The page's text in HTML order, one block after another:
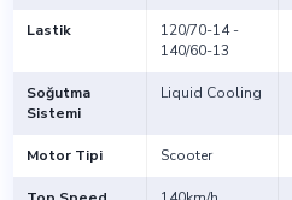
Lastik
120/70-14 -
140/60-13
Soğutma
Sistemi
Liquid Cooling
Motor Tipi Scooter